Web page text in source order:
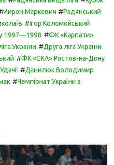
Мирон Маркевич #Радянський
#Ігор Коломойський
1997—1998 #ФК «Карпати»
України #Друга ліга України
#ФК «СКА» Ростов-на-Дону
Удачі! #Данилюк Володимир
#Чемпіонат України з